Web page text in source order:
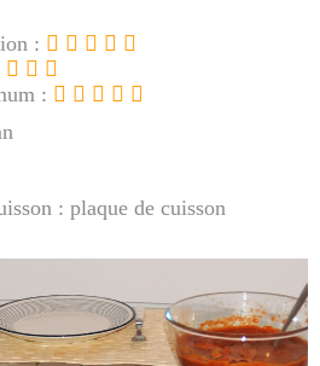
:
:
: plaque de cuisson